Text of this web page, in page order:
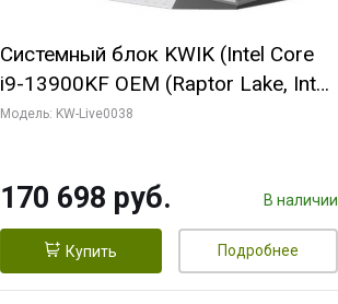
Системный блок KWIK (Intel Core
i9-13900KF OEM (Raptor Lake, Intel
7, C24 16EC/8P/ 32 ГБ ОЗУ (2
2xDP 2/ 960 ГБ SSD)
Модель: KW-Live0038
170 698 руб. В наличии
Купить Подробнее